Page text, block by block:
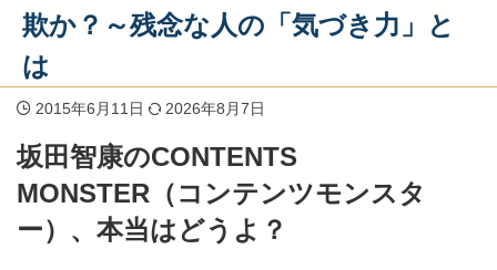
欺か？～残念な人の「気づき力」と
は
2015年6月11日 2026年8月7日
坂田智康のCONTENTS
MONSTER（コンテンツモンスタ
ー）、本当はどうよ？